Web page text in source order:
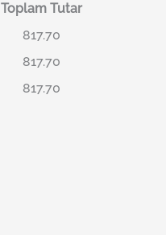
Toplam Tutar
817.70
817.70
817.70